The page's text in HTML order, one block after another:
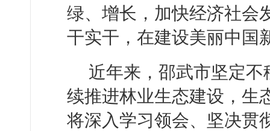
绿、增长，加快经济社会
干实干，在建设美丽中国
近年来，邵武市坚定
续推进林业生态建设，生
将深入学习领会、坚决贯